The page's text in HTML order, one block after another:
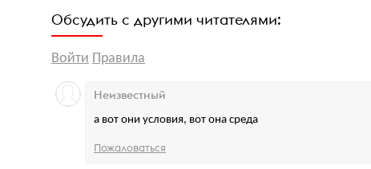
Обсудить с другими читателями:
Войти Правила
а вот они условия, вот она среда
Неизвестный
Пожаловаться